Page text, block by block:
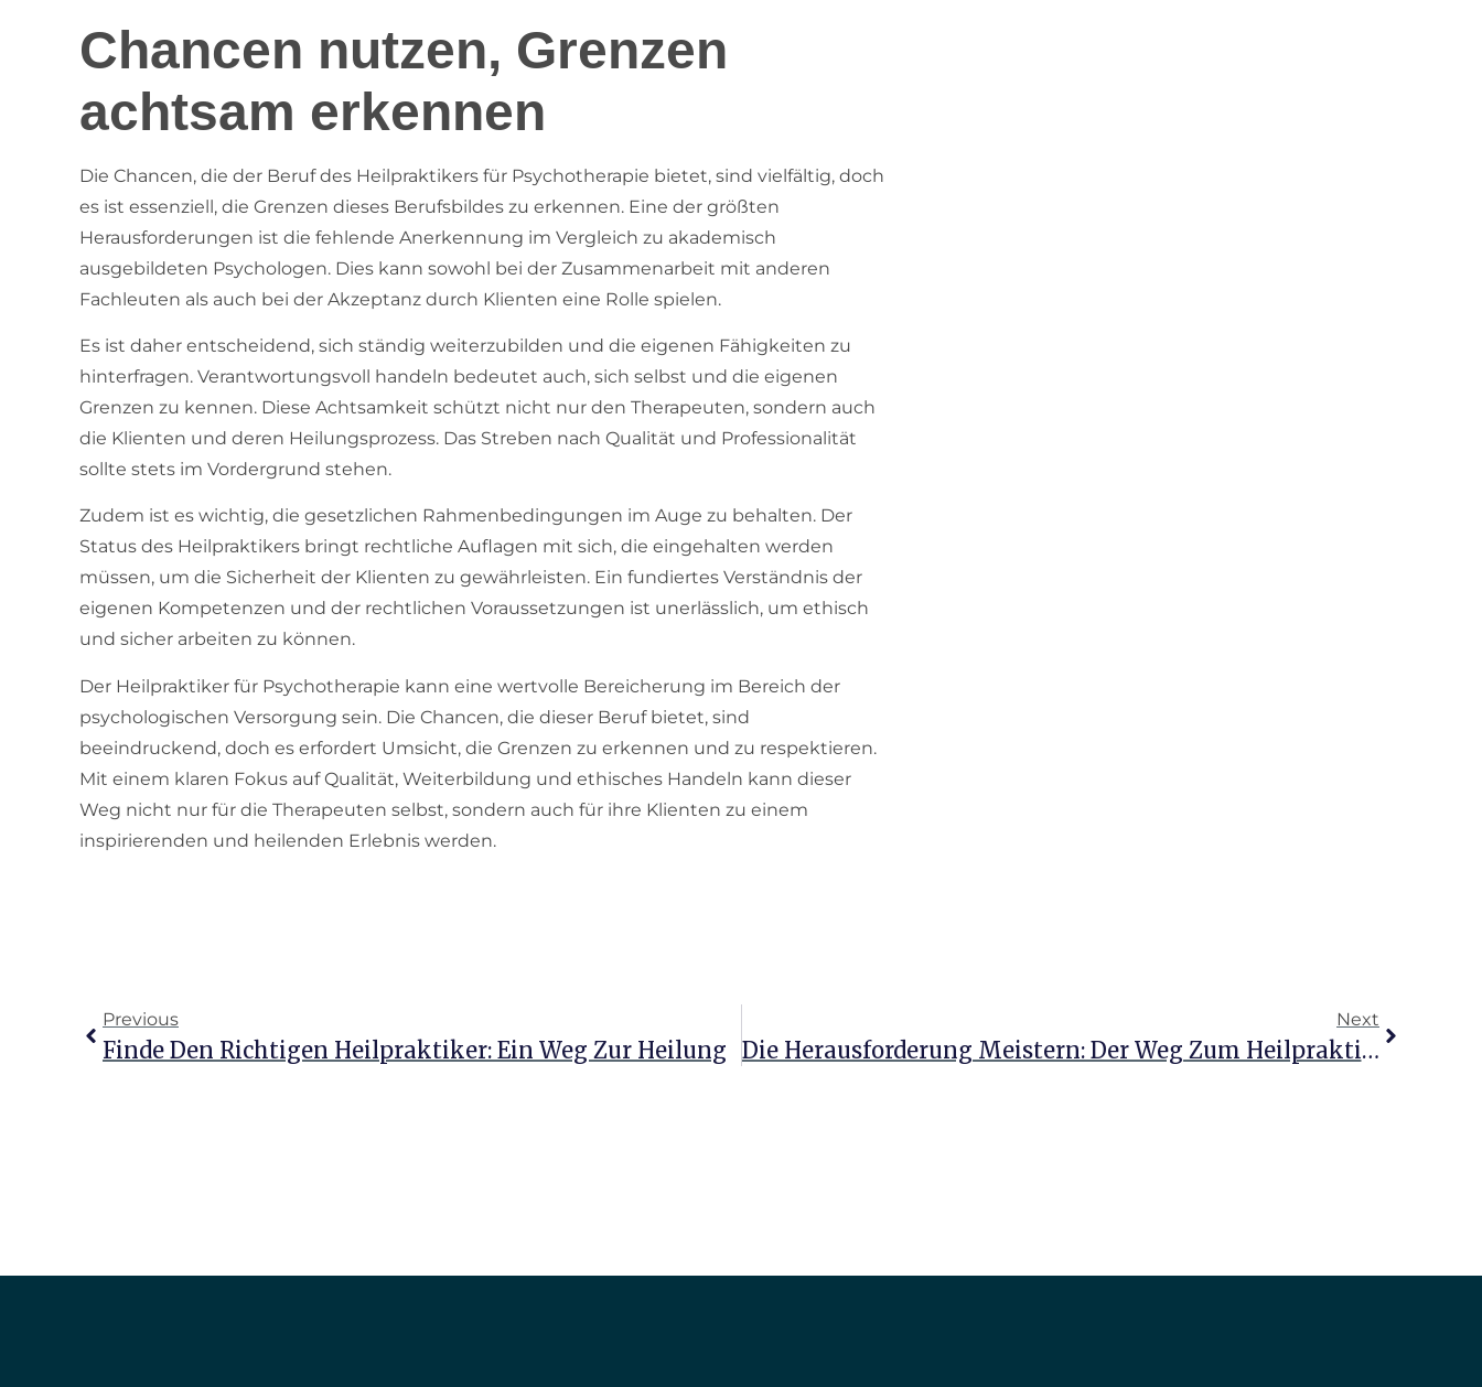
Chancen nutzen, Grenzen
achtsam erkennen
Die Chancen, die der Beruf des Heilpraktikers für Psychotherapie bietet, sind vielfältig, doch
es ist essenziell, die Grenzen dieses Berufsbildes zu erkennen. Eine der größten
Herausforderungen ist die fehlende Anerkennung im Vergleich zu akademisch
ausgebildeten Psychologen. Dies kann sowohl bei der Zusammenarbeit mit anderen
Fachleuten als auch bei der Akzeptanz durch Klienten eine Rolle spielen.
Es ist daher entscheidend, sich ständig weiterzubilden und die eigenen Fähigkeiten zu
hinterfragen. Verantwortungsvoll handeln bedeutet auch, sich selbst und die eigenen
Grenzen zu kennen. Diese Achtsamkeit schützt nicht nur den Therapeuten, sondern auch
die Klienten und deren Heilungsprozess. Das Streben nach Qualität und Professionalität
sollte stets im Vordergrund stehen.
Zudem ist es wichtig, die gesetzlichen Rahmenbedingungen im Auge zu behalten. Der
Status des Heilpraktikers bringt rechtliche Auflagen mit sich, die eingehalten werden
müssen, um die Sicherheit der Klienten zu gewährleisten. Ein fundiertes Verständnis der
eigenen Kompetenzen und der rechtlichen Voraussetzungen ist unerlässlich, um ethisch
und sicher arbeiten zu können.
Der Heilpraktiker für Psychotherapie kann eine wertvolle Bereicherung im Bereich der
psychologischen Versorgung sein. Die Chancen, die dieser Beruf bietet, sind
beeindruckend, doch es erfordert Umsicht, die Grenzen zu erkennen und zu respektieren.
Mit einem klaren Fokus auf Qualität, Weiterbildung und ethisches Handeln kann dieser
Weg nicht nur für die Therapeuten selbst, sondern auch für ihre Klienten zu einem
inspirierenden und heilenden Erlebnis werden.
Previous
Finde Den Richtigen Heilpraktiker: Ein Weg Zur Heilung
Next
Die Herausforderung Meistern: Der Weg Zum Heilpraktiker Psy